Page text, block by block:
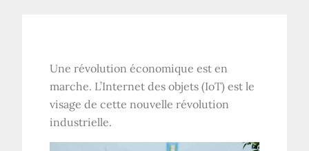
Une révolution économique est en
marche. L’Internet des objets (IoT) est le
visage de cette nouvelle révolution
industrielle.